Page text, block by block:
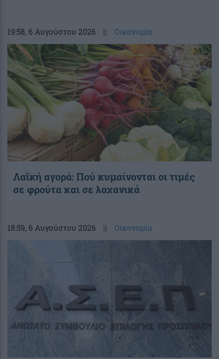
19:58, 6 Αυγούστου 2026 || Οικονομία
Λαϊκή αγορά: Πού κυμαίνονται οι τιμές
σε φρούτα και σε λαχανικά
18:59, 6 Αυγούστου 2026 || Οικονομία